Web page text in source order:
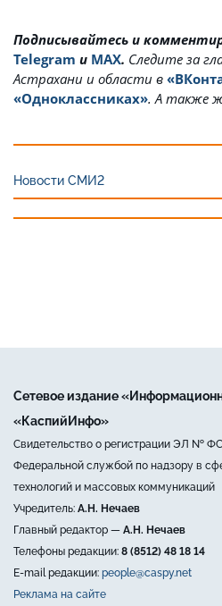
Подписывайтесь и
Telegram и MAX. Cледите за
Астрахани и области в
«Одноклассниках». А также
Новости СМИ2
Сетевое издание
«КаспийИнфо»
Свидетельство о регистрации ЭЛ № ФС
Федеральной службой по надзору в
технологий и массовых коммуникаций
Учредитель: А.Н. Нечаев
Главный редактор — А.Н. Нечаев
Телефоны редакции: 8 (8512) 48 18 14
E-mail редакции: people@caspy.net
Реклама на сайте